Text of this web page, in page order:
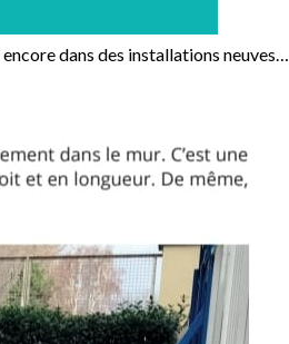
dans des installations neuves…